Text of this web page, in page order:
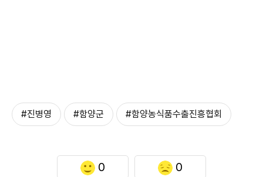
#진병영 #함양군 #함양농식품수출진흥협회
0 0